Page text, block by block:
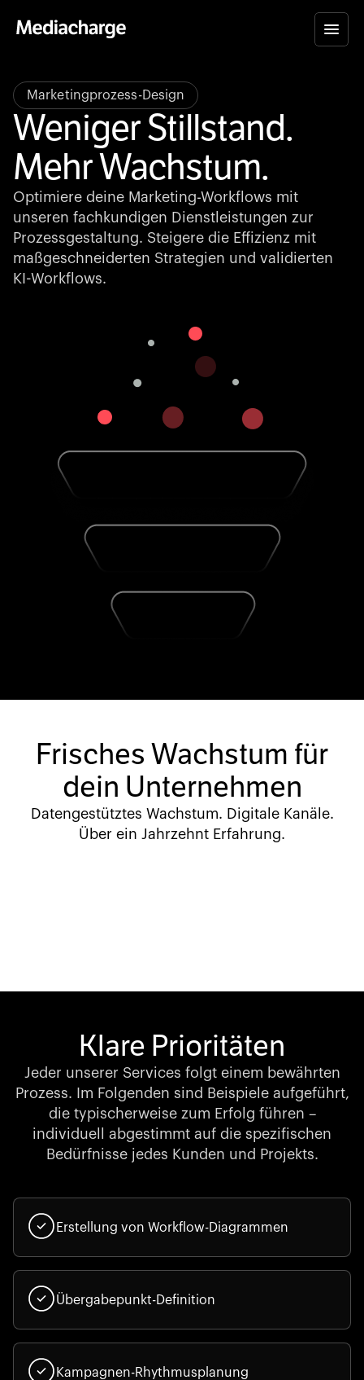
Marketingprozess-Design
Weniger Stillstand.
Mehr Wachstum.
Optimiere deine Marketing-Workflows mit
unseren fachkundigen Dienstleistungen zur
Prozessgestaltung. Steigere die Effizienz mit
maßgeschneiderten Strategien und validierten
KI-Workflows.
Frisches Wachstum für
dein Unternehmen
Datengestütztes Wachstum. Digitale Kanäle.
Über ein Jahrzehnt Erfahrung.
Klare Prioritäten
Jeder unserer Services folgt einem bewährten
Prozess. Im Folgenden sind Beispiele aufgeführt,
die typischerweise zum Erfolg führen –
individuell abgestimmt auf die spezifischen
Bedürfnisse jedes Kunden und Projekts.
Erstellung von Workflow-Diagrammen
Übergabepunkt-Definition
Kampagnen-Rhythmusplanung